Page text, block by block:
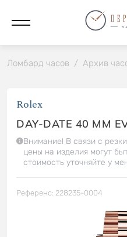
Ломбард часов / Архив
Rolex
DAY-DATE 40 MM
Внимание! В связи с
цены на изделия могут
стоимость уточняйте у
Референс: 228235-0004